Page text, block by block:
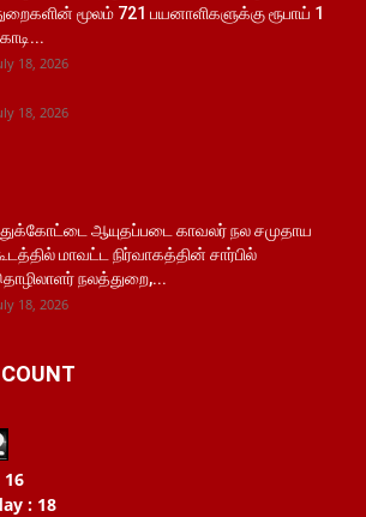
மூலம் 721 பயனாளிகளுக்கு ரூபாய் 1
18, 2026
18, 2026
ஆயுதப்படை காவலர் நல சமுதாய
மாவட்ட நிர்வாகத்தின் சார்பில்
நலத்துறை,...
18, 2026
16
: 18